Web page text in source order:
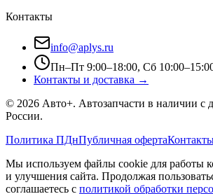
Контакты
info@aplys.ru
Пн–Пт 9:00–18:00, Сб
Контакты и доставка →
© 2026 Авто+. Автозапчасти в наличии с
России.
Политика ПДнПубличная оферта
Мы используем файлы cookie для работы
и улучшения сайта. Продолжая
соглашаетесь с политикой обработки